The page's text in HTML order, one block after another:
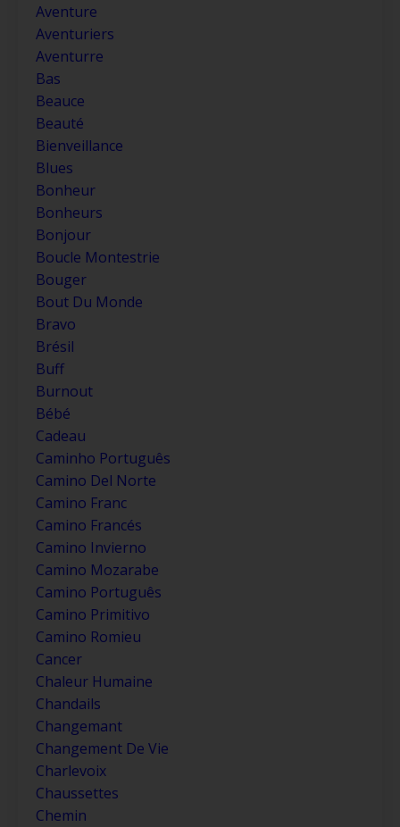
Aventure
Aventuriers
Aventurre
Bas
Beauce
Beauté
Bienveillance
Blues
Bonheur
Bonheurs
Bonjour
Boucle Montestrie
Bouger
Bout Du Monde
Bravo
Brésil
Buff
Burnout
Bébé
Cadeau
Caminho Português
Camino Del Norte
Camino Franc
Camino Francés
Camino Invierno
Camino Mozarabe
Camino Português
Camino Primitivo
Camino Romieu
Cancer
Chaleur Humaine
Chandails
Changemant
Changement De Vie
Charlevoix
Chaussettes
Chemin